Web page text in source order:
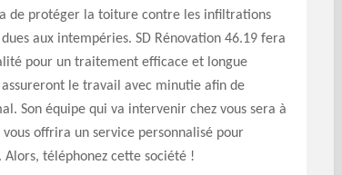
de protéger la toiture contre les infiltrations
aux intempéries. SD Rénovation 46.19 fera
pour un traitement efficace et longue
le travail avec minutie afin de
Son équipe qui va intervenir chez vous sera à
vous offrira un service personnalisé pour
téléphonez cette société !